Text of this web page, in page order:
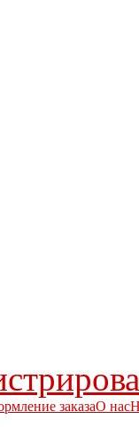
заказаО нас